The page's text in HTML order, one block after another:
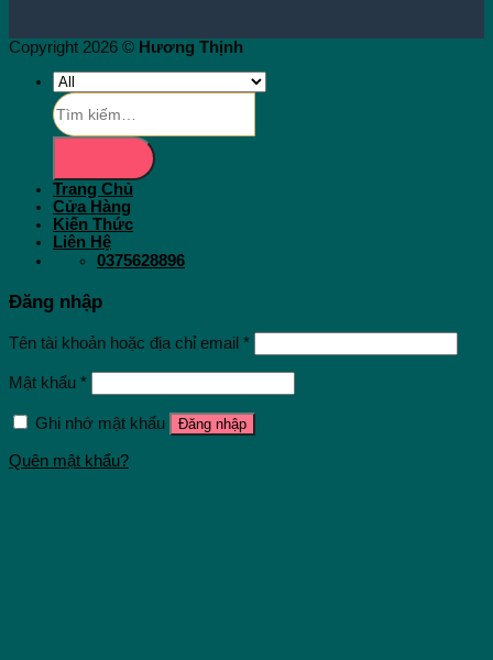
Copyright 2026 © Hương Thịnh
Tìm
kiếm:
Trang Chủ
Cửa Hàng
Kiến Thức
Liên Hệ
0375628896
Đăng nhập
Tên tài khoản hoặc địa chỉ email *
Mật khẩu *
Ghi nhớ mật khẩu Đăng nhập
Quên mật khẩu?